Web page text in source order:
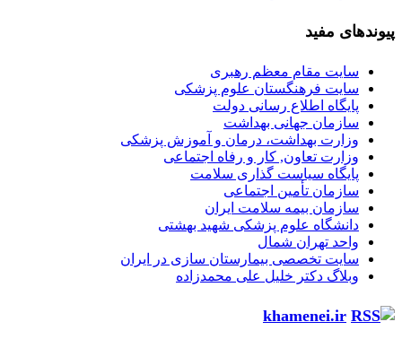
پیوندهای مفید
سایت مقام معظم رهبری
سایت فرهنگستان علوم پزشکی
پایگاه اطلاع رسانی دولت
سازمان جهانی بهداشت
وزارت بهداشت، درمان و آموزش پزشکی
وزارت تعاون, کار و رفاه اجتماعی
پایگاه سیاست گذاری سلامت
سازمان تأمین اجتماعی
سازمان بیمه سلامت ایران
دانشگاه علوم پزشکی شهید بهشتی
واحد تهران شمال
سایت تخصصی بیمارستان سازی در ایران
وبلاگ دکتر خلیل علی محمدزاده
khamenei.ir